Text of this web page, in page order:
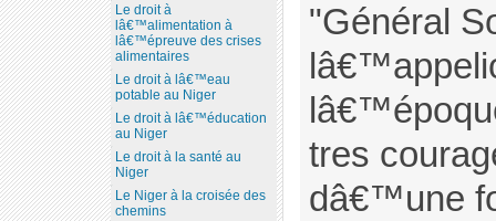
"Général
tres
dâ€™une
Le droit à
lâ€™alimentation à
lâ€™épreuve des crises
alimentaires
Le droit à lâ€™eau
potable au Niger
Le droit à lâ€™éducation
au Niger
Le droit à la santé au
Niger
Le Niger à la croisée des
chemins